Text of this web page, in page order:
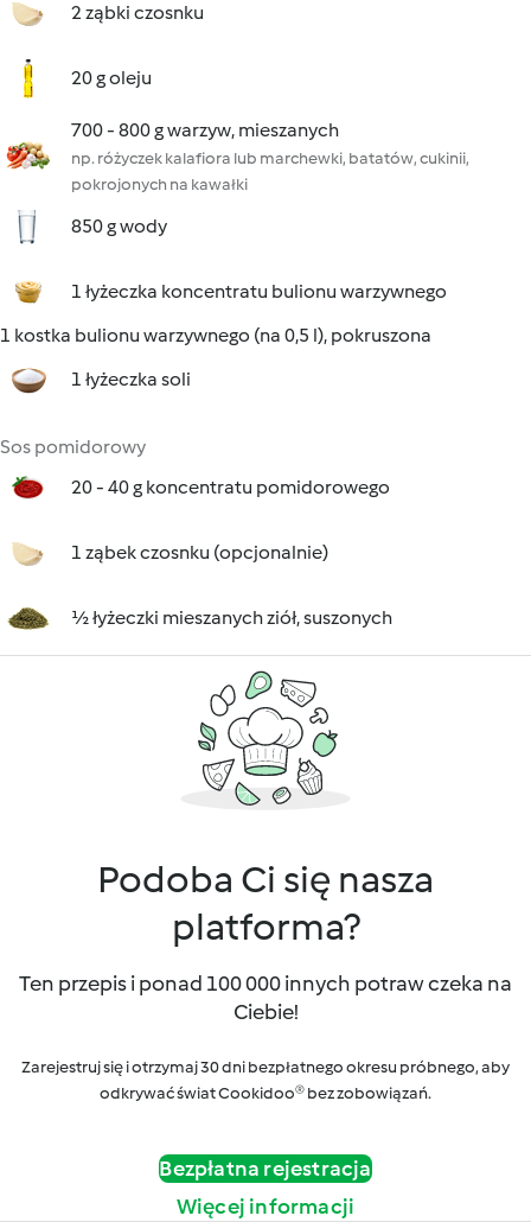
2 ząbki czosnku
20 g oleju
700 - 800 g warzyw, mieszanych
np. różyczek kalafiora lub marchewki, batatów, cukinii,
pokrojonych na kawałki
850 g wody
1 łyżeczka koncentratu bulionu warzywnego
1 kostka bulionu warzywnego (na 0,5 l), pokruszona
1 łyżeczka soli
Sos pomidorowy
20 - 40 g koncentratu pomidorowego
1 ząbek czosnku (opcjonalnie)
½ łyżeczki mieszanych ziół, suszonych
Podoba Ci się nasza
platforma?
Ten przepis i ponad 100 000 innych potraw czeka na
Ciebie!
Zarejestruj się i otrzymaj 30 dni bezpłatnego okresu próbnego, aby
odkrywać świat Cookidoo® bez zobowiązań.
Bezpłatna rejestracja
Więcej informacji